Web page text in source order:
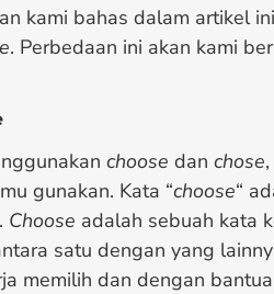
kami bahas dalam artikel
. Perbedaan ini akan kami
choose dan chose
gunakan. Kata “choose“
Choose adalah sebuah kata
satu dengan yang
memilih dan dengan